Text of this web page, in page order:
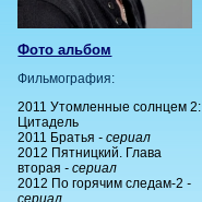
Фото альбом
Фильмография:
2011 Утомленные солнцем 2:
Цитадель
2011 Братья - сериал
2012 Пятницкий. Глава
вторая- сериал
2012 По горячим следам-2-
сериал